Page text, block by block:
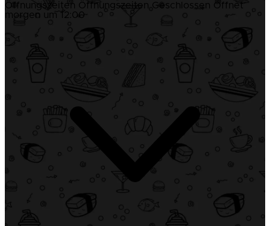
Öffnungszeiten Öffnungszeiten Geschlossen Öffnet
morgen um 12:00